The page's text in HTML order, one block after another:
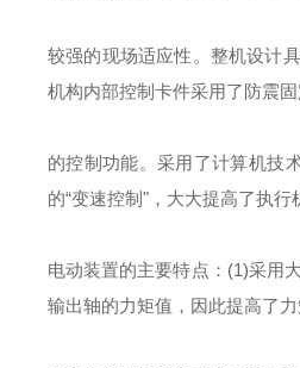
较强的现场适应性。整机设计
机构内部控制卡件采用了防震
的控制功能。采用了计算机技
的“变速控制"，大大提高了执行
电动装置的主要特点： (1)采用
输出轴的力矩值，因此提高了